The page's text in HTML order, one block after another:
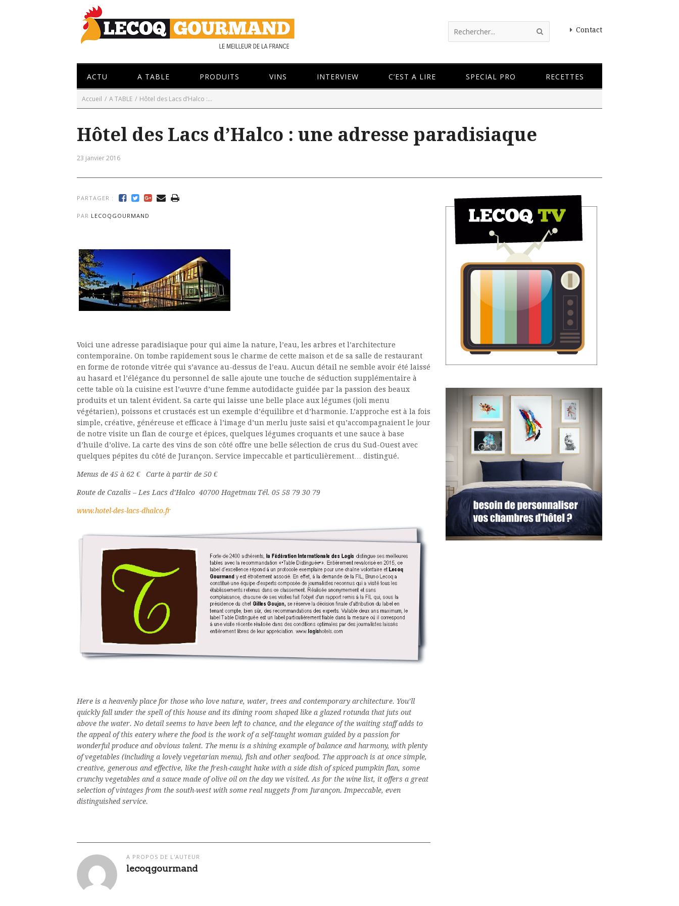
Contact
ACTU A TABLE PRODUITS VINS INTERVIEW C’EST A LIRE SPECIAL PRO RECETTES
Accueil / A TABLE / Hôtel des Lacs d’Halco :...
Hôtel des Lacs d’Halco : une adresse paradisiaque
23 janvier 2016
PARTAGER :
PAR LECOQGOURMAND
Voici une adresse paradisiaque pour qui aime la nature, l’eau, les arbres et l’architecture
contemporaine. On tombe rapidement sous le charme de cette maison et de sa salle de restaurant
en forme de rotonde vitrée qui s’avance au-dessus de l’eau. Aucun détail ne semble avoir été laissé
au hasard et l’élégance du personnel de salle ajoute une touche de séduction supplémentaire à
cette table où la cuisine est l’œuvre d’une femme autodidacte guidée par la passion des beaux
produits et un talent évident. Sa carte qui laisse une belle place aux légumes (joli menu
végétarien), poissons et crustacés est un exemple d’équilibre et d’harmonie. L’approche est à la fois
simple, créative, généreuse et efficace à l’image d’un merlu juste saisi et qu’accompagnaient le jour
de notre visite un flan de courge et épices, quelques légumes croquants et une sauce à base
d’huile d’olive. La carte des vins de son côté offre une belle sélection de crus du Sud-Ouest avec
quelques pépites du côté de Jurançon. Service impeccable et particulièrement… distingué.
Menus de 45 à 62 € Carte à partir de 50 €
Route de Cazalis – Les Lacs d’Halco 40700 Hagetmau Tél. 05 58 79 30 79
www.hotel-des-lacs-dhalco.fr
Here is a heavenly place for those who love nature, water, trees and contemporary architecture. You’ll
quickly fall under the spell of this house and its dining room shaped like a glazed rotunda that juts out
above the water. No detail seems to have been left to chance, and the elegance of the waiting staff adds to
the appeal of this eatery where the food is the work of a self-taught woman guided by a passion for
wonderful produce and obvious talent. The menu is a shining example of balance and harmony, with plenty
of vegetables (including a lovely vegetarian menu), fish and other seafood. The approach is at once simple,
creative, generous and effective, like the fresh-caught hake with a side dish of spiced pumpkin flan, some
crunchy vegetables and a sauce made of olive oil on the day we visited. As for the wine list, it offers a great
selection of vintages from the south-west with some real nuggets from Jurançon. Impeccable, even
distinguished service.
A PROPOS DE L'AUTEUR
lecoqgourmand